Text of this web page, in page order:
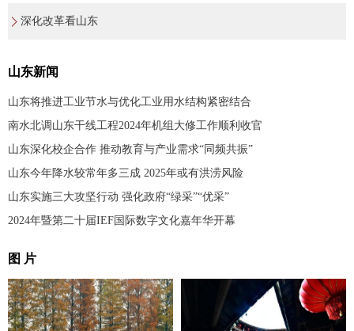
深化改革看山东
山东新闻
山东将推进工业节水与优化工业用水结构紧密结合
南水北调山东干线工程2024年机组大修工作顺利收官
山东深化校企合作 推动教育与产业需求“同频共振”
山东今年降水较常年多三成 2025年或有洪涝风险
山东实施三大攻坚行动 强化政府“绿采”“优采”
2024年暨第二十届IEF国际数字文化嘉年华开幕
图 片